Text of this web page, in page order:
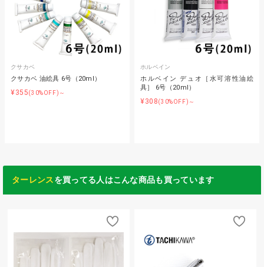
クサカベ
クサカベ 油絵具 6号（20ml）
¥355(30%OFF)～
ホルベイン
ホルベイン デュオ［水可溶性油絵
具］ 6号（20ml）
¥308(30%OFF)～
ターレンスを買ってる人はこんな商品も買っています